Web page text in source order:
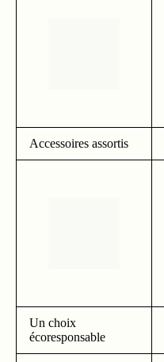
Accessoires assortis
Un choix
écoresponsable